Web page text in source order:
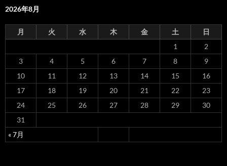
2026年8月
月 火 水 木 金 土 日
« 7月
1
2
3
4 5 6 7 8
9
10
11 12 13 14 15
16
17
18 19 20 21 22
23
24
25 26 27 28 29
30
31